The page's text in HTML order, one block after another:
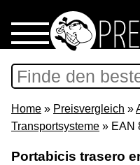
Home
Download
Home » Preisvergleich »
Transportsysteme » EAN
Portabicis trasero